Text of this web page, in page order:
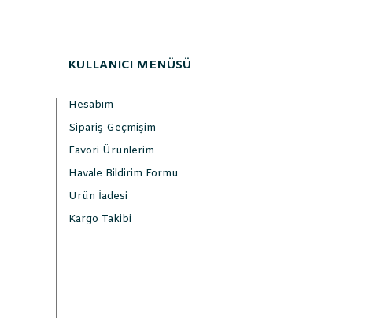
KULLANICI MENÜSÜ
Hesabım
Sipariş Geçmişim
Favori Ürünlerim
Havale Bildirim Formu
Ürün İadesi
Kargo Takibi